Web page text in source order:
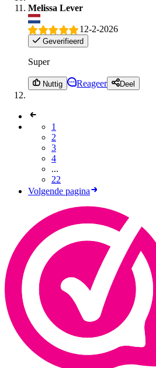
Melissa Lever
12-2-2026
Geverifieerd
Super
Nuttig Reageer Deel
1
2
3
4
...
22
Volgende pagina